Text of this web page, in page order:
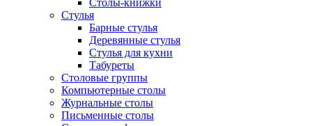
Стулья
Барные стулья
Деревянные стулья
Стулья для кухни
Табуреты
Столовые группы
Компьютерные столы
Журнальные столы
Письменные столы